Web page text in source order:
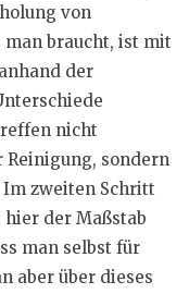
von
man braucht, ist mit
der
nicht
sondern
Im zweiten Schritt
der Maßstab
man selbst für
aber über dieses